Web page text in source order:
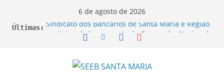
6 de agosto de 2026
Últimas: Sindicato dos Bancários de Santa Maria e Região
participa do lançamento da Campanha Nacional
nas bobinas de papel térmico